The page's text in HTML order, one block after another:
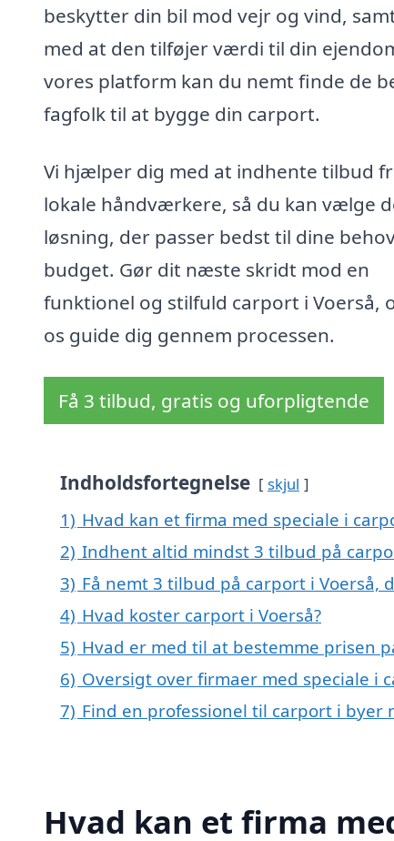
beskytter din bil mod vejr og vind,
med at den tilføjer værdi til din
vores platform kan du nemt finde de
fagfolk til at bygge din carport.
Vi hjælper dig med at indhente tilbud
lokale håndværkere, så du kan vælge
løsning, der passer bedst til dine
budget. Gør dit næste skridt mod en
funktionel og stilfuld carport i Voerså,
os guide dig gennem processen.
Få 3 tilbud, gratis og uforpligtende
Indholdsfortegnelse skjul
1) Hvad kan et firma med speciale i
2) Indhent altid mindst 3 tilbud på
3) Få nemt 3 tilbud på carport i Voerså,
4) Hvad koster carport i Voerså?
5) Hvad er med til at bestemme prisen
6) Oversigt over firmaer med speciale i
7) Find en professionel til carport i byer
Hvad kan et firma